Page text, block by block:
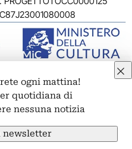
Vittorio Emanuele II, 287 –
dei dati personali
II, 287 – 00186 Roma
Cookie PolicyCredits
ogni mattina!
quotidiana di
nessuna notizia